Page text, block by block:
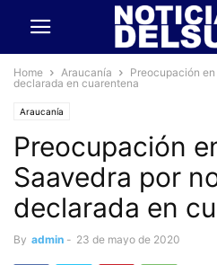
Home Araucanía
Preocupación
declarada en cuarentena
Araucanía
Preocupación
Saavedra por
declarada en
By admin - 23 de mayo de 2020